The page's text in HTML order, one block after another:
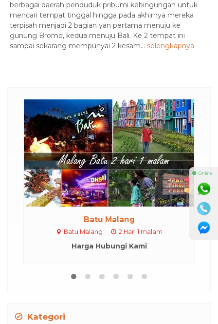
berbagai daerah penduduk pribumi kebingungan untuk
mencari tempat tinggal hingga pada akhirnya mereka
terpisah menjadi 2 bagian yan pertama menuju ke
gunung Bromo, kedua menuju Bali. Ke 2 tempat ini
sampai sekarang mempunyai 2 kesam... selengkapnya
Batu Malang
Batu Malang 2 Hari 1 malam
Harga Hubungi Kami
Kategori
⚫ Online